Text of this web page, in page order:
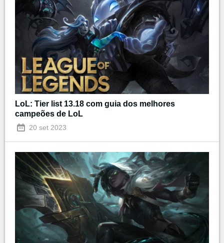
LoL: Tier list 13.18 com guia dos melhores
campeões de LoL
20 set 2023